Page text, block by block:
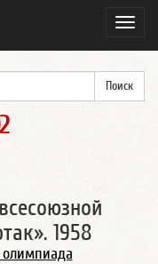
1958
олимпиада